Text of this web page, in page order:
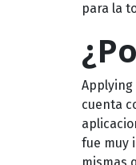
para la
Applying
cuenta
fue muy